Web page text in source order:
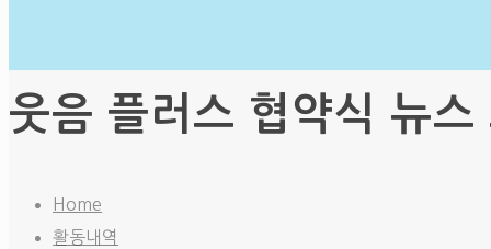
웃음 플러스 협약식 뉴스
Home
활동내역